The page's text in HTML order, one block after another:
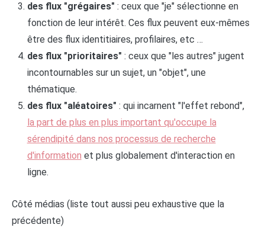
des flux "grégaires" : ceux que "je" sélectionne en
fonction de leur intérêt. Ces flux peuvent eux-mêmes
être des flux identitiaires, profilaires, etc …
des flux "prioritaires" : ceux que "les autres" jugent
incontournables sur un sujet, un "objet", une
thématique.
des flux "aléatoires" : qui incarnent "l'effet rebond",
la part de plus en plus important qu'occupe la
sérendipité dans nos processus de recherche
d'information et plus globalement d'interaction en
ligne.
Côté médias (liste tout aussi peu exhaustive que la
précédente)